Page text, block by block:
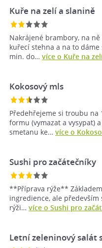
Kuře na zelí a slanině
Nakrájené brambory, na
kuřecí stehna a na to
min. do… více o Kuře na
Kokosový mls
Předehřejeme si troubu na
formu (vymazat a vysypat)
smetanu ke… více o
Sushi pro začátečníky
**Příprava rýže**
ingredience, ale především
rýži… více o Sushi pro
Letní zeleninový salát